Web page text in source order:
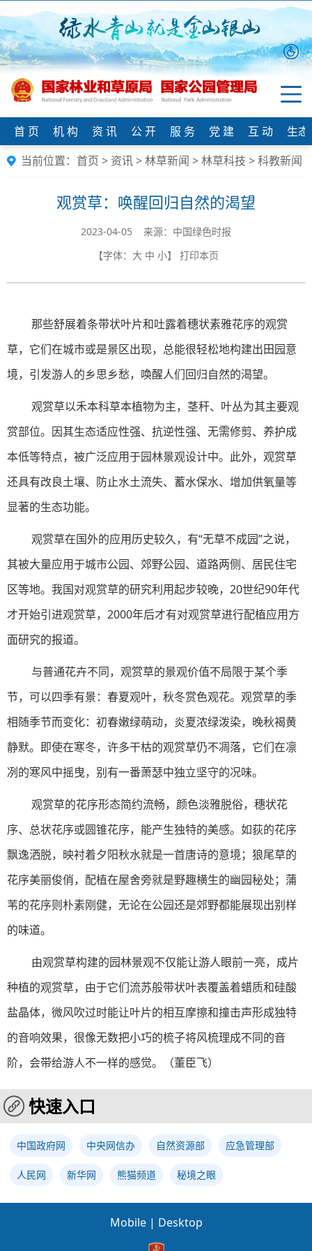
首 页 机 构 资 讯 公 开 服 务 党 建 互 动
生
当前位置： 首页 > 资讯>林草新闻 >林草科技 >科教新闻
观赏草：唤醒回归自然的渴望
2023-04-05 来源：中国绿色时报
【字体： 大 中 小】 打印本页
那些舒展着条带状叶片和吐露着穗状素雅花序的观赏
草，它们在城市或是景区出现，总能很轻松地构建出田园意
境，引发游人的乡思乡愁，唤醒人们回归自然的渴望。
观赏草以禾本科草本植物为主，茎秆、叶丛为其主要观
赏部位。因其生态适应性强、抗逆性强、无需修剪、养护成
本低等特点，被广泛应用于园林景观设计中。此外，观赏草
还具有改良土壤、防止水土流失、蓄水保水、增加供氧量等
显著的生态功能。
观赏草在国外的应用历史较久，有“无草不成园”之说，
其被大量应用于城市公园、郊野公园、道路两侧、居民住宅
区等地。我国对观赏草的研究利用起步较晚，20世纪90年代
才开始引进观赏草，2000年后才有对观赏草进行配植应用方
面研究的报道。
与普通花卉不同，观赏草的景观价值不局限于某个季
节，可以四季有景：春夏观叶，秋冬赏色观花。观赏草的季
相随季节而变化：初春嫩绿萌动，炎夏浓绿泼染，晚秋褐黄
静默。即使在寒冬，许多干枯的观赏草仍不凋落，它们在凛
冽的寒风中摇曳，别有一番萧瑟中独立坚守的况味。
观赏草的花序形态简约流畅，颜色淡雅脱俗，穗状花
序、总状花序或圆锥花序，能产生独特的美感。如荻的花序
飘逸洒脱，映衬着夕阳秋水就是一首唐诗的意境；狼尾草的
花序美丽俊俏，配植在屋舍旁就是野趣横生的幽园秘处；蒲
苇的花序则朴素刚健，无论在公园还是郊野都能展现出别样
的味道。
由观赏草构建的园林景观不仅能让游人眼前一亮，成片
种植的观赏草，由于它们流苏般带状叶表覆盖着蜡质和硅酸
盐晶体，微风吹过时能让叶片的相互摩擦和撞击声形成独特
的音响效果，很像无数把小巧的梳子将风梳理成不同的音
阶，会带给游人不一样的感觉。（董臣飞）
快速入口
中国政府网 中央网信办 自然资源部 应急管理部
人民网 新华网 熊猫频道 秘境之眼
Mobile | Desktop